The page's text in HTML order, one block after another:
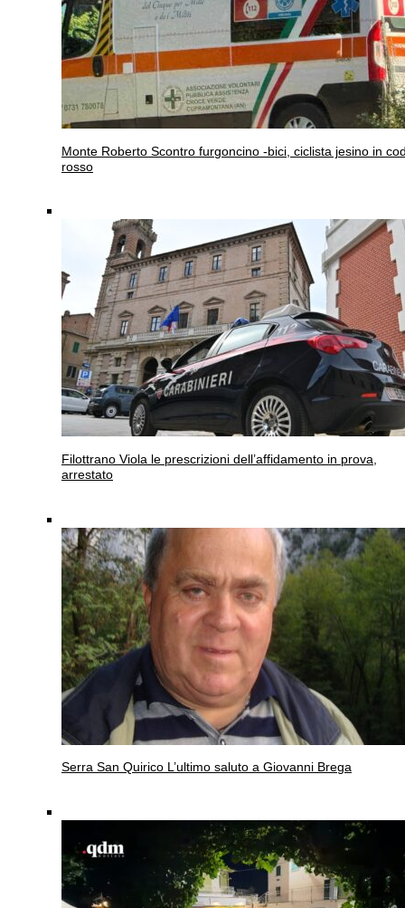
Monte Roberto Scontro furgoncino -bici, ciclista jesino in
rosso
Filottrano Viola le prescrizioni dell’affidamento in prova,
arrestato
Serra San Quirico L’ultimo saluto a Giovanni Brega